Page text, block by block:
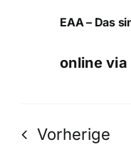
EAA – Das
online via
Vorherige